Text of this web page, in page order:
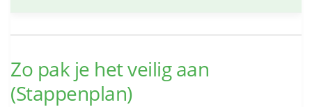
Zo pak je het veilig aan
(Stappenplan)